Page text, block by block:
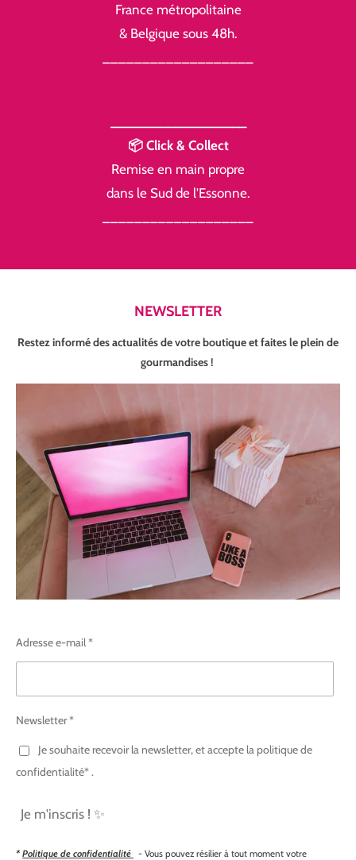
France métropolitaine
& Belgique sous 48h.
📦 Click & Collect
Remise en main propre
dans le Sud de l'Essonne.
NEWSLETTER
Restez informé des actualités de votre boutique et faites le plein de
gourmandises !
Adresse e-mail *
Newsletter *
Je souhaite recevoir la newsletter, et accepte la politique de
confidentialité* .
Je m'inscris ! ✨
* Politique de confidentialité
- Vous pouvez résilier à tout moment votre